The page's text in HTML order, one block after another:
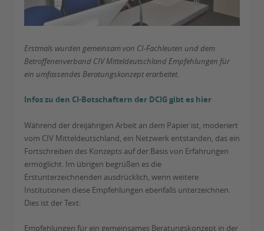
Erstmals wurden gemeinsam von CI-Fachleuten und dem
Betroffenenverband CIV Mitteldeutschland Empfehlungen für
ein umfassendes Beratungskonzept erarbeitet.
Infos zu den CI-Botschaftern der DCIG gibt es hier
Während der dreijährigen Arbeit an dem Papier ist, moderiert
vom CIV Mitteldeutschland, ein Netzwerk entstanden, das ein
Fortschreiben des Konzepts auf der Basis von Erfahrungen
ermöglicht. Im übrigen begrüßen es die
Erstunterzeichnenden ausdrücklich, wenn weitere
Institutionen diese Empfehlungen ebenfalls unterzeichnen.
Dies ist der Text:
Empfehlungen für ein gemeinsames Beratungskonzept in der